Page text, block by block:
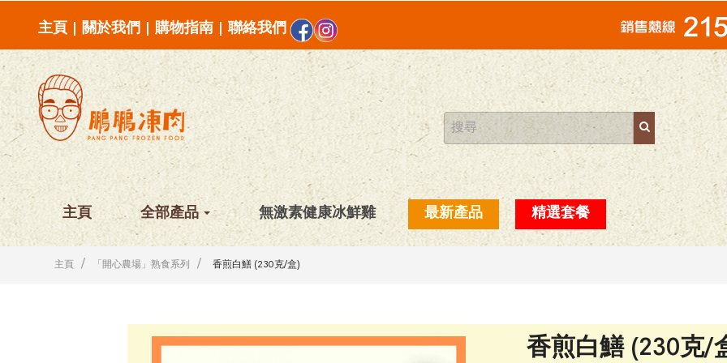
主頁 關於我們 購物指南 聯絡我們
主頁 全部產品 無激素健康冰鮮雞 最新產品 精選套餐
主頁 「開心農場」熟食系列 香煎白鱔 (230克/盒)
香煎白鱔 (230克/